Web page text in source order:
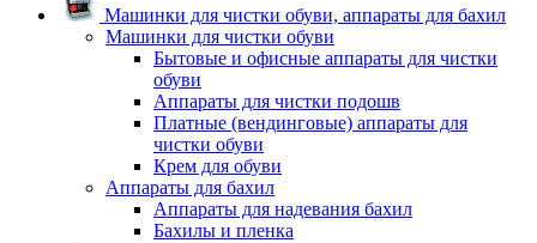
Машинки для чистки обуви, аппараты для бахил
Машинки для чистки обуви
Бытовые и офисные аппараты для чистки
обуви
Аппараты для чистки подошв
Платные (вендинговые) аппараты для
чистки обуви
Крем для обуви
Аппараты для бахил
Аппараты для надевания бахил
Бахилы и пленка